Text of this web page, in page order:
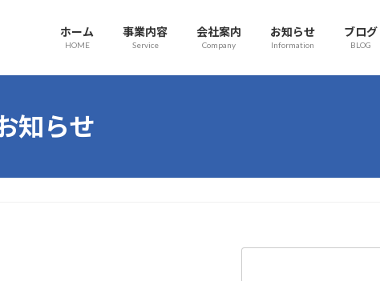
ホーム
HOME
事業内容
Service
会社案内
Company
お知らせ
Information
ブログ
BLOG
知らせ